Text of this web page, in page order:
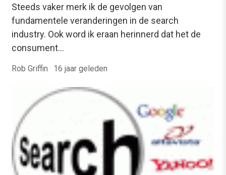
Steeds vaker merk ik de gevolgen van
fundamentele veranderingen in de search
industry. Ook word ik eraan herinnerd dat het de
consument…
Rob Griffin · 16 jaar geleden